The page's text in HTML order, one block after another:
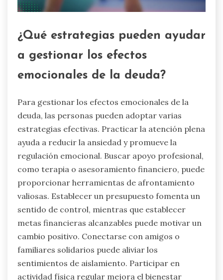
¿Qué estrategias pueden ayudar
a gestionar los efectos
emocionales de la deuda?
Para gestionar los efectos emocionales de la
deuda, las personas pueden adoptar varias
estrategias efectivas. Practicar la atención plena
ayuda a reducir la ansiedad y promueve la
regulación emocional. Buscar apoyo profesional,
como terapia o asesoramiento financiero, puede
proporcionar herramientas de afrontamiento
valiosas. Establecer un presupuesto fomenta un
sentido de control, mientras que establecer
metas financieras alcanzables puede motivar un
cambio positivo. Conectarse con amigos o
familiares solidarios puede aliviar los
sentimientos de aislamiento. Participar en
actividad física regular mejora el bienestar